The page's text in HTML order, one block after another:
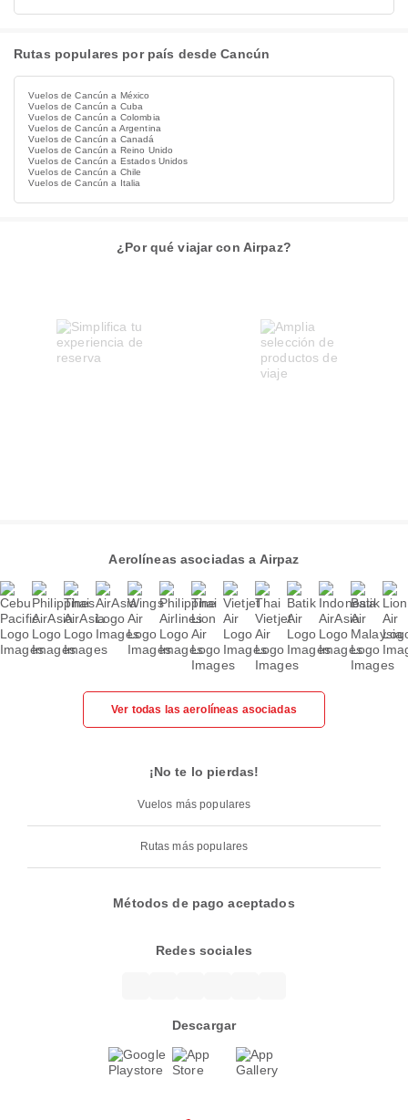
Rutas populares por país desde Cancún
Vuelos de Cancún a México
Vuelos de Cancún a Cuba
Vuelos de Cancún a Colombia
Vuelos de Cancún a Argentina
Vuelos de Cancún a Canadá
Vuelos de Cancún a Reino Unido
Vuelos de Cancún a Estados Unidos
Vuelos de Cancún a Chile
Vuelos de Cancún a Italia
¿Por qué viajar con Airpaz?
Aerolíneas asociadas a Airpaz
Ver todas las aerolíneas asociadas
¡No te lo pierdas!
Vuelos más populares
Rutas más populares
Métodos de pago aceptados
Redes sociales
Descargar